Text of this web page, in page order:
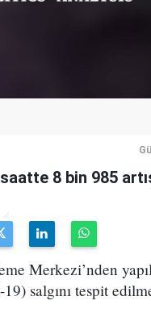
8 bin 985
Merkezi’nden
salgını tespit